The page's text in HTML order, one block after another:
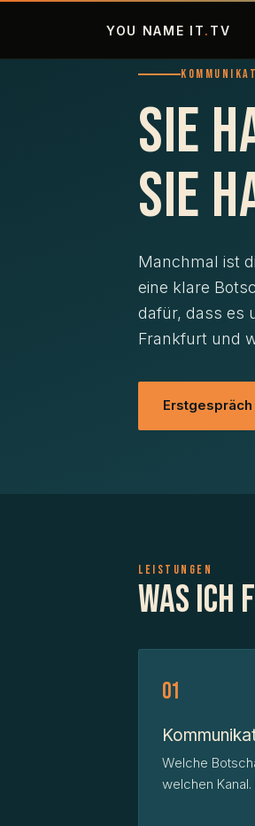
YOU NAME IT. TV
Picture Perfect
NormProof
Referenzen
Sie
Sie
Manchmal ist
eine klare
dafür, dass es
Frankfurt und
LEISTUNGEN
Was ich
01
Welche
welchen